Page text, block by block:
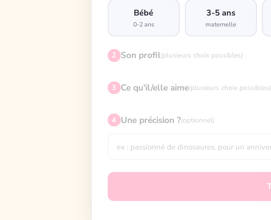
Bébé
0-2 ans
3-5 ans
maternelle
2 Son profil(plusieurs choix possibles)
3 Ce qu'il/elle aime(plusieurs choix possibles)
4 Une précision ?(optionnel)